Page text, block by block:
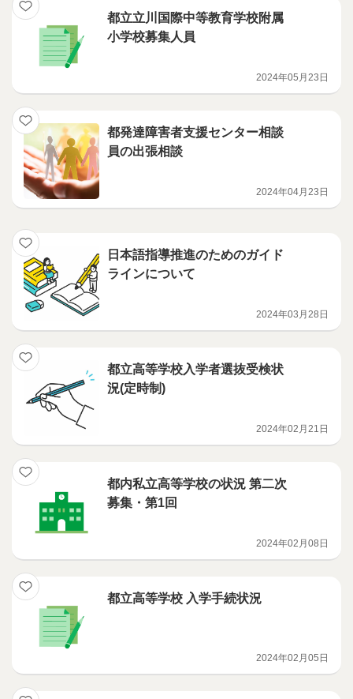
都立立川国際中等教育学校附属
小学校募集人員
2024年05月23日
都発達障害者支援センター相談
員の出張相談
2024年04月23日
日本語指導推進のためのガイド
ラインについて
2024年03月28日
都立高等学校入学者選抜受検状
況(定時制)
2024年02月21日
都内私立高等学校の状況 第二次
募集・第1回
2024年02月08日
都立高等学校 入学手続状況
2024年02月05日